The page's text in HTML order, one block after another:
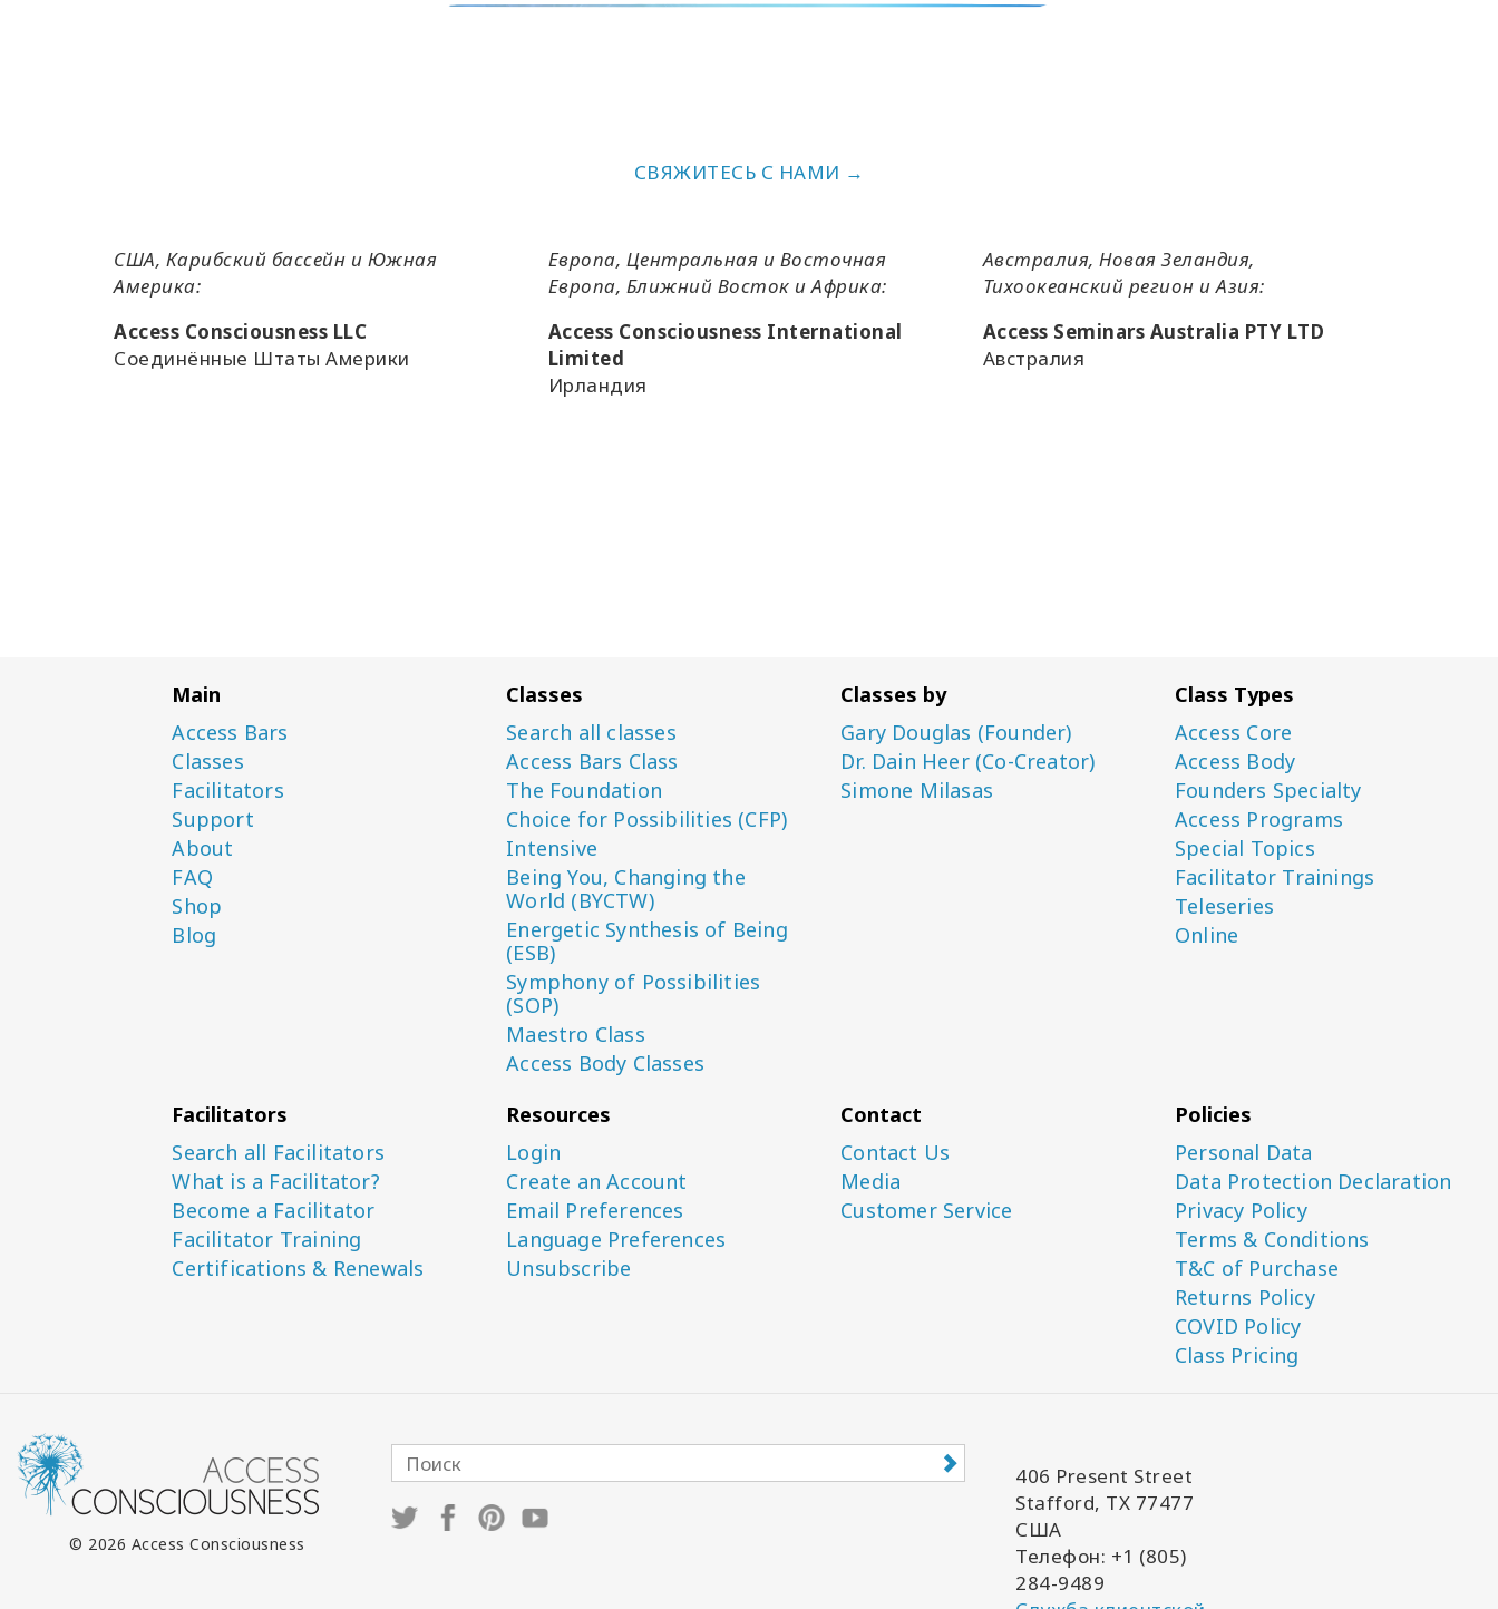
СВЯЖИТЕСЬ С НАМИ →
США, Карибский бассейн и Южная
Америка:
Access Consciousness LLC
Соединённые Штаты Америки
Европа, Центральная и Восточная
Европа, Ближний Восток и Африка:
Access Consciousness International
Limited
Ирландия
Австралия, Новая Зеландия,
Тихоокеанский регион и Азия:
Access Seminars Australia PTY LTD
Австралия
Main
Access Bars
Classes
Facilitators
Support
About
FAQ
Shop
Blog
Classes
Search all classes
Access Bars Class
The Foundation
Choice for Possibilities (CFP)
Intensive
Being You, Changing the
World (BYCTW)
Energetic Synthesis of Being
(ESB)
Symphony of Possibilities
(SOP)
Maestro Class
Access Body Classes
Classes by
Gary Douglas (Founder)
Dr. Dain Heer (Co-Creator)
Simone Milasas
Class Types
Access Core
Access Body
Founders Specialty
Access Programs
Special Topics
Facilitator Trainings
Teleseries
Online
Facilitators
Search all Facilitators
What is a Facilitator?
Become a Facilitator
Facilitator Training
Certifications & Renewals
Resources
Login
Create an Account
Email Preferences
Language Preferences
Unsubscribe
Contact
Contact Us
Media
Customer Service
Policies
Personal Data
Data Protection Declaration
Privacy Policy
Terms & Conditions
T&C of Purchase
Returns Policy
COVID Policy
Class Pricing
© 2026 Access Consciousness
406 Present Street
Stafford, TX 77477
США
Телефон: +1 (805)
284-9489